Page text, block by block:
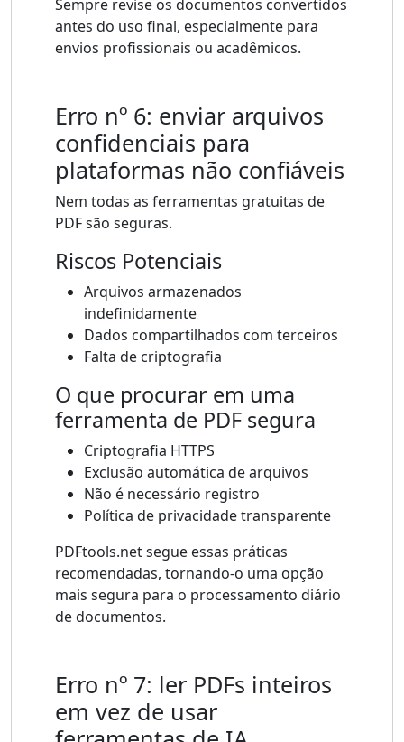
Sempre revise os documentos convertidos
antes do uso final, especialmente para
envios profissionais ou acadêmicos.
Erro nº 6: enviar arquivos
confidenciais para
plataformas não confiáveis
Nem todas as ferramentas gratuitas de
PDF são seguras.
Riscos Potenciais
Arquivos armazenados
indefinidamente
Dados compartilhados com terceiros
Falta de criptografia
O que procurar em uma
ferramenta de PDF segura
Criptografia HTTPS
Exclusão automática de arquivos
Não é necessário registro
Política de privacidade transparente
PDFtools.net segue essas práticas
recomendadas, tornando-o uma opção
mais segura para o processamento diário
de documentos.
Erro nº 7: ler PDFs inteiros
em vez de usar